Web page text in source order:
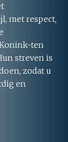
met respect,
ten
streven is
zodat u
en